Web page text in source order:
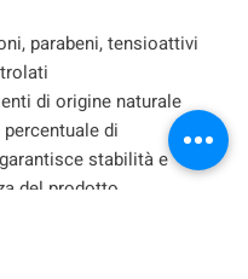
parabeni, tensioattivi
di origine naturale
di
stabilità e
del prodotto.